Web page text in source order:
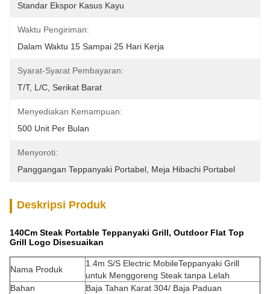
Standar Ekspor Kasus Kayu
Waktu Pengiriman:
Dalam Waktu 15 Sampai 25 Hari Kerja
Syarat-Syarat Pembayaran:
T/T, L/C, Serikat Barat
Menyediakan Kemampuan:
500 Unit Per Bulan
Menyoroti:
Panggangan Teppanyaki Portabel Meja Hibachi Portabel
Deskripsi Produk
140Cm Steak Portable Teppanyaki Grill, Outdoor Flat Top
Grill Logo Disesuaikan
Nama Produk
1.4m S/S Electric MobileTeppanyaki Grill
untuk Menggoreng Steak tanpa Lelah
Bahan
Baja Tahan Karat 304/ Baja Paduan